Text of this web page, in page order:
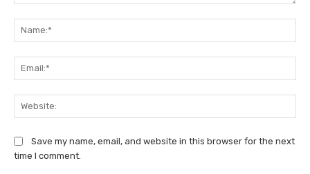
Save my name, email, and website in this browser for the next
time I comment.